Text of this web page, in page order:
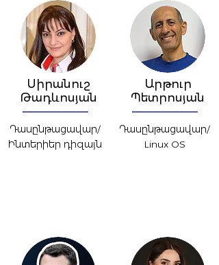
Սիրանուշ
Թադևոսյան
Դասընթացավար/
Ինտերիեր դիզայն
Արթուր
Պետրոսյան
Դասընթացավար/
Linux OS